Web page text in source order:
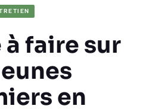
à faire sur
en